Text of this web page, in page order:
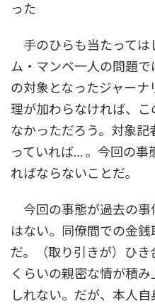
った
手のひらも当たっては
ム・マンベ一人の問題
の対象となったジャー
理が加わらなければ、
なかっただろう。対象
っていれば… 。今回の
ればならないことだ。
今回の事態が過去の事
はない。同僚間での金
だ。（取り引きが）ひき
くらいの親密な情が積
しれない。だが、本人